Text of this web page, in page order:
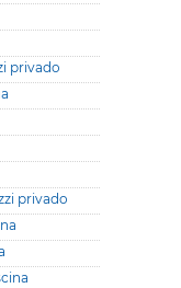
privado
privado